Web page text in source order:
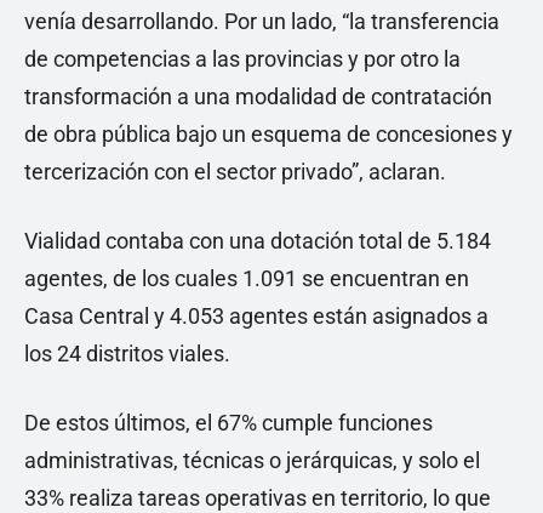
venía desarrollando. Por un lado, “la transferencia
de competencias a las provincias y por otro la
transformación a una modalidad de contratación
de obra pública bajo un esquema de concesiones y
tercerización con el sector privado”, aclaran.
Vialidad contaba con una dotación total de 5.184
agentes, de los cuales 1.091 se encuentran en
Casa Central y 4.053 agentes están asignados a
los 24 distritos viales.
De estos últimos, el 67% cumple funciones
administrativas, técnicas o jerárquicas, y solo el
33% realiza tareas operativas en territorio, lo que